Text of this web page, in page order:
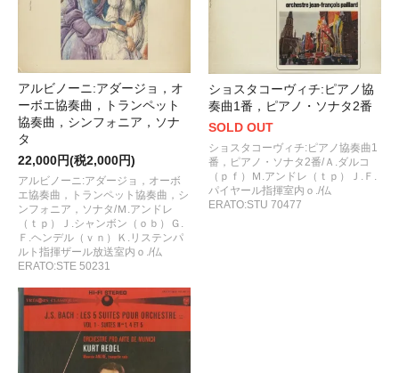
アルビノーニ:アダージョ，オ
ーボエ協奏曲，トランペット
協奏曲，シンフォニア，ソナ
タ
22,000円(税2,000円)
アルビノーニ:アダージョ，オーボ
エ協奏曲，トランペット協奏曲，シ
ンフォニア，ソナタ/Ｍ.アンドレ
（ｔｐ）Ｊ.シャンボン（ｏｂ）Ｇ.
Ｆ.ヘンデル（ｖｎ）Ｋ.リステンパ
ルト指揮ザール放送室内ｏ./仏
ERATO:STE 50231
ショスタコーヴィチ:ピアノ協
奏曲1番，ピアノ・ソナタ2番
SOLD OUT
ショスタコーヴィチ:ピアノ協奏曲1
番，ピアノ・ソナタ2番/Ａ.ダルコ
（ｐｆ）Ｍ.アンドレ（ｔｐ）Ｊ.Ｆ.
パイヤール指揮室内ｏ./仏
ERATO:STU 70477